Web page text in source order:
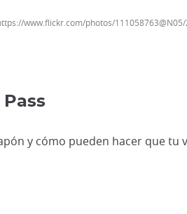
www.flickr.com/photos/
y cómo pueden hacer que tu